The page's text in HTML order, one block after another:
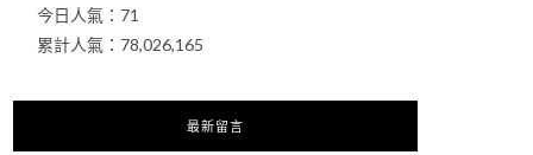
今日人氣： 71
累計人氣： 78,026,165
最新留言